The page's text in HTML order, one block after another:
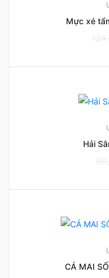
Mực xé
Hải
CÁ MAI